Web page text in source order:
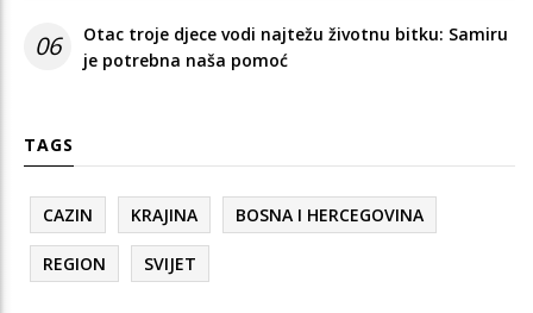
06
Otac troje djece vodi najtežu životnu bitku: Samiru
je potrebna naša pomoć
TAGS
CAZIN KRAJINA BOSNA I HERCEGOVINA
REGION SVIJET